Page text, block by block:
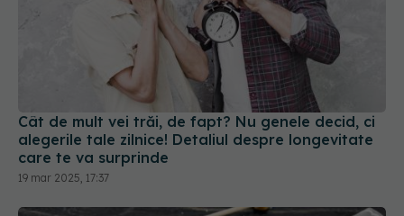
Cât de mult vei trăi, de fapt? Nu genele decid, ci
alegerile tale zilnice! Detaliul despre longevitate
care te va surprinde
19 mar 2025, 17:37